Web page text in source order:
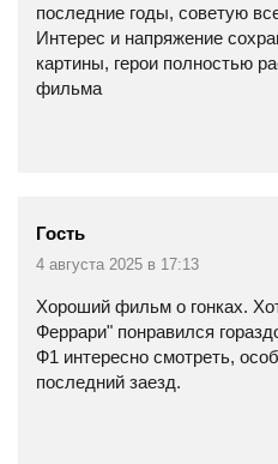
последние годы, советую
Интерес и напряжение
картины, герои полностью
фильма
Гость
4 августа 2025 в 17:13
Хороший фильм о гонках.
Феррари" понравился
Ф1 интересно смотреть,
последний заезд.